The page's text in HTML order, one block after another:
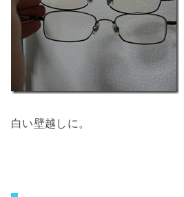
白い壁越しに。